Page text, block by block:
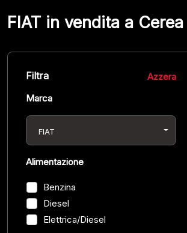
FIAT in vendita a Cerea
Filtra
Azzera
Marca
FIAT
Alimentazione
Benzina
Diesel
Elettrica/Diesel